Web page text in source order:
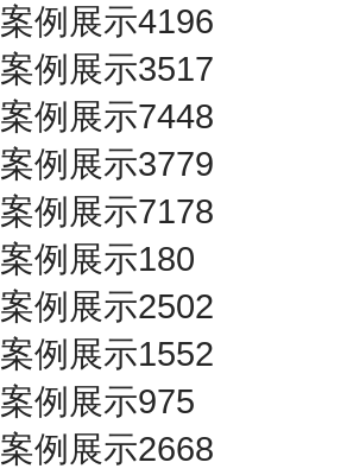
案例展示4196
案例展示3517
案例展示7448
案例展示3779
案例展示7178
案例展示180
案例展示2502
案例展示1552
案例展示975
案例展示2668